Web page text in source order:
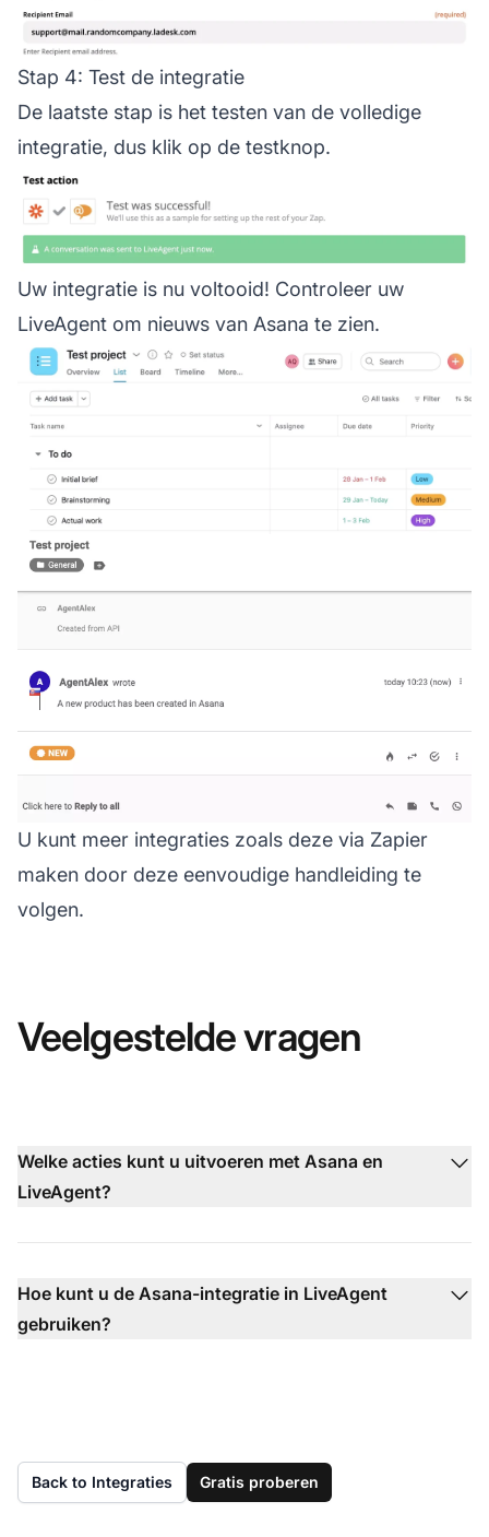
Stap 4: Test de integratie
De laatste stap is het testen van de volledige
integratie, dus klik op de testknop.
Uw integratie is nu voltooid! Controleer uw
LiveAgent om nieuws van Asana te zien.
U kunt meer integraties zoals deze via Zapier
maken door deze eenvoudige handleiding te
volgen.
Veelgestelde vragen
Welke acties kunt u uitvoeren met Asana en
LiveAgent?
Hoe kunt u de Asana-integratie in LiveAgent
gebruiken?
Back to Integraties Gratis proberen